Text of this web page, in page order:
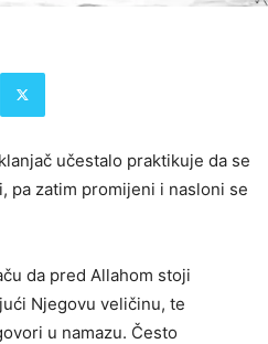
učestalo praktikuje da se
pa zatim promijeni i nasloni se
da pred Allahom stoji
Njegovu veličinu, te
u namazu. Često